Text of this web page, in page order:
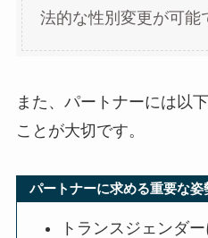
法的な性別変更が可能
また、パートナーには以
ことが大切です。
パートナーに求める重要な姿
トランスジェンダ